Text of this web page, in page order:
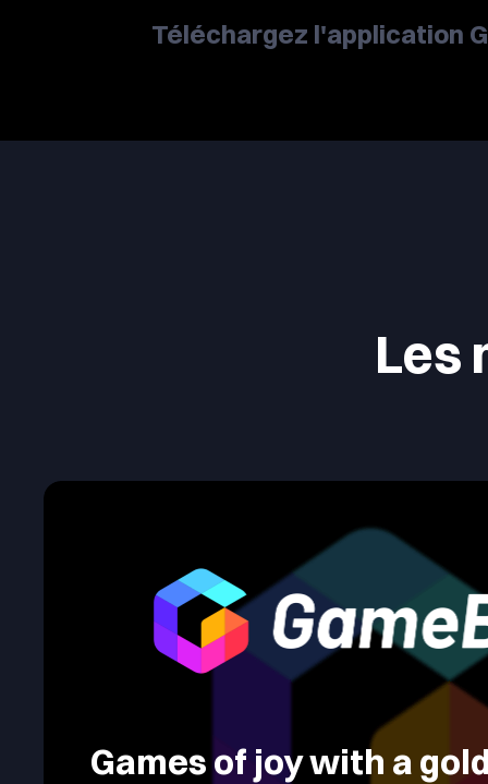
Téléchargez l'application
Les
Games of joy with a